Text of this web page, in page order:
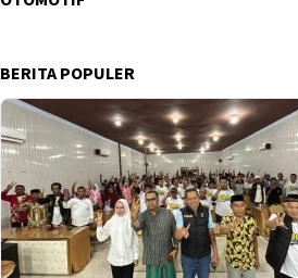
BERITA POPULER